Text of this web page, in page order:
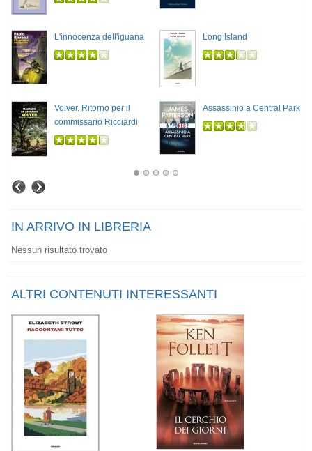
L'innocenza dell'iguana Long Island
Volver. Ritorno per il
commissario Ricciardi
Assassinio a Central Park
IN ARRIVO IN LIBRERIA
Nessun risultato trovato
ALTRI CONTENUTI INTERESSANTI